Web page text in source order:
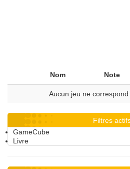
Nom Note
Aucun jeu ne correspond
Filtres
GameCube
Livre